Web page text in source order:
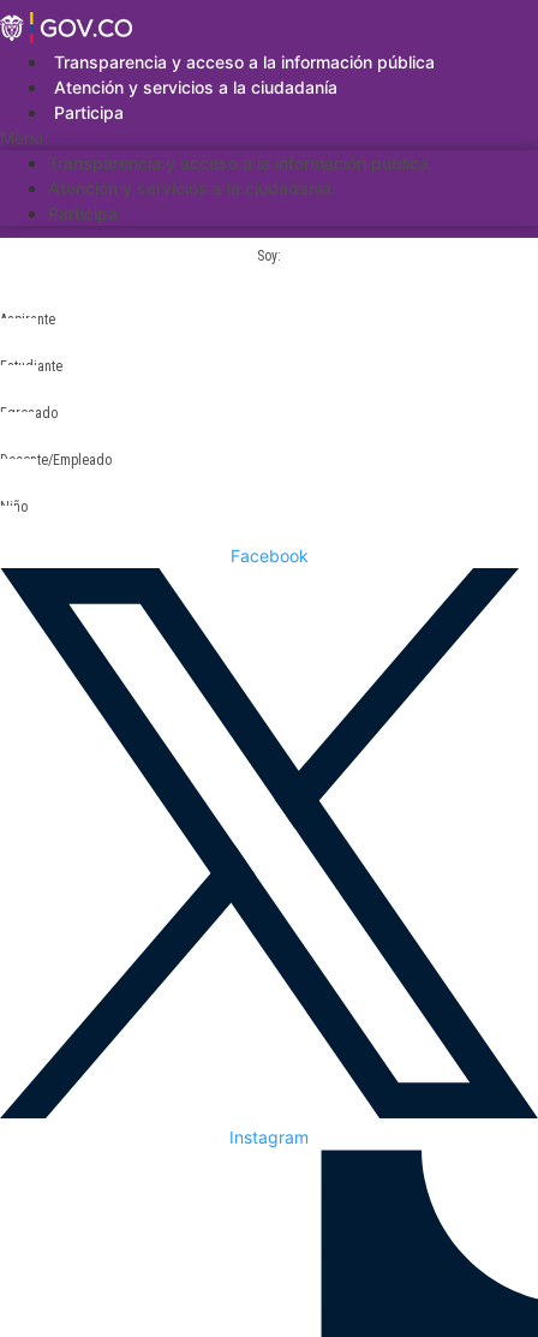
Saltar
al
contenidoTransparencia y acceso a la información pública
Atención y servicios a la ciudadanía
Participa
Menu
Transparencia y acceso a la información pública
Atención y servicios a la ciudadanía
Participa
Soy:
Aspirante
Estudiante
Egresado
Docente/Empleado
Niño
Facebook
Instagram